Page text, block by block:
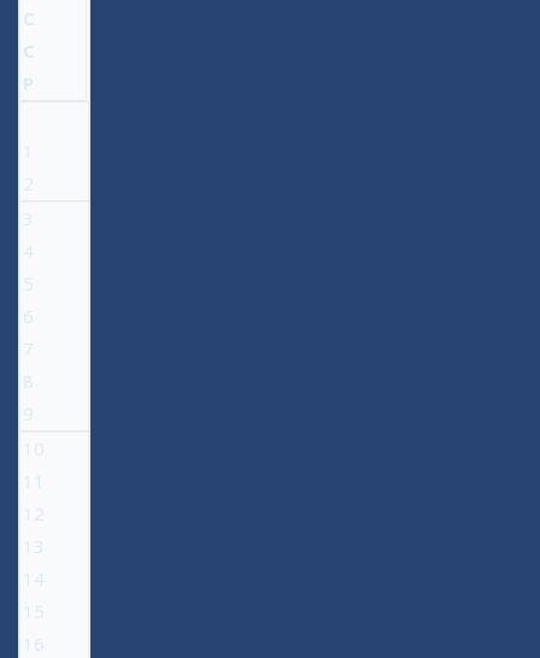
C
C
P
1
2
3
4
5
6
7
8
9
10
11
12
13
14
15
16